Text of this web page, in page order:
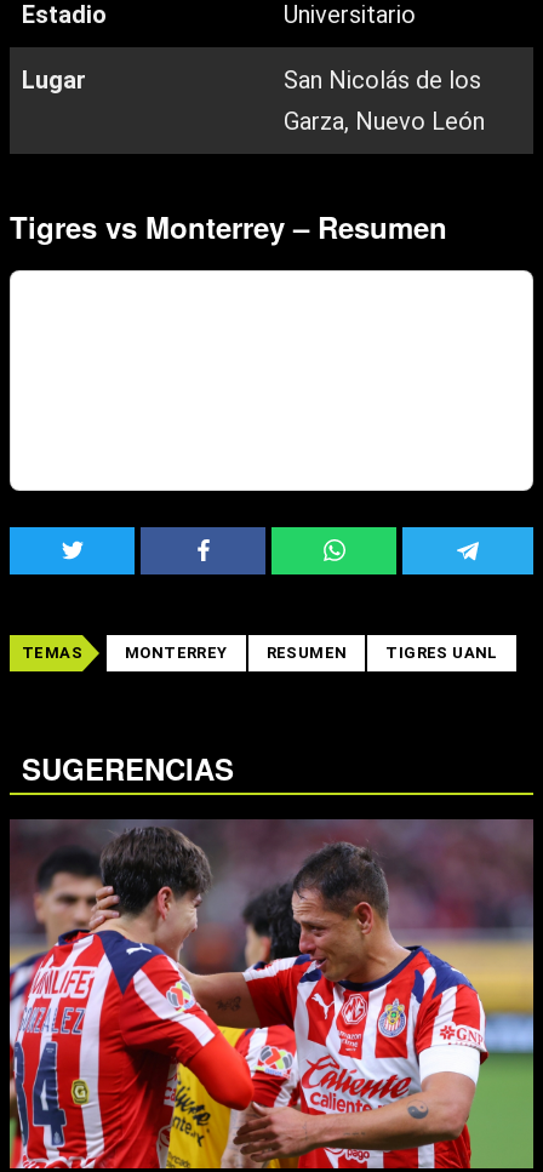
Estadio Universitario
Lugar
San Nicolás de los
Garza, Nuevo León
Tigres vs Monterrey – Resumen
TEMAS MONTERREY RESUMEN TIGRES UANL
SUGERENCIAS